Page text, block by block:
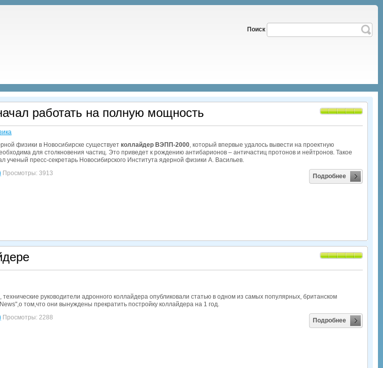
Поиск
работать на полную мощность
физики в Новосибирске существует коллайдер ВЭПП-2000, который впервые удалось вывести на проектную
для столкновения частиц. Это приведет к рождению антибарионов – античастиц протонов и нейтронов. Такое
ученый пресс-секретарь Новосибирского Института ядерной физики А. Васильев.
Просмотры: 3913 Подробнее
руководители адронного коллайдера опубликовали статью в одном из самых популярных, британском
том,что они вынуждены прекратить постройку коллайдера на 1 год.
Просмотры: 2288 Подробнее